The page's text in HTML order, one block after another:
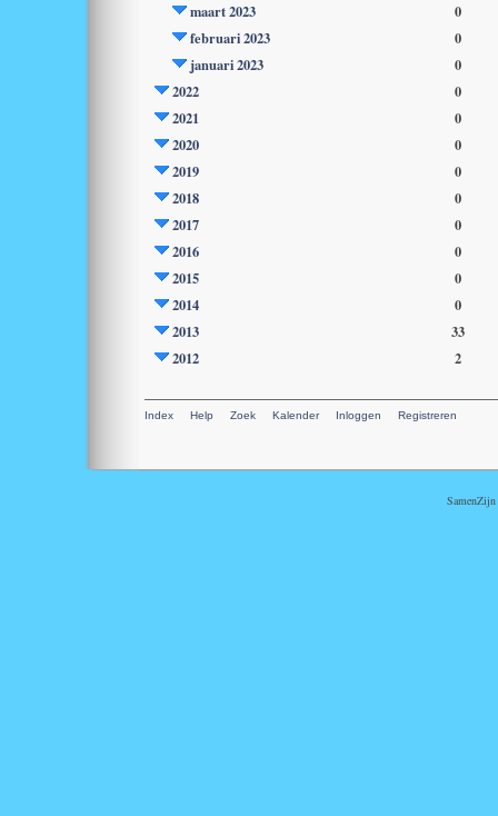
maart 2023
0
februari 2023
0
januari 2023
0
2022
0
2021
0
2020
0
2019
0
2018
0
2017
0
2016
0
2015
0
2014
0
2013
33
2012
2
Index Help Zoek Kalender Inloggen Registreren